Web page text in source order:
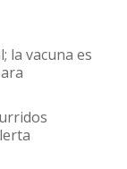
la vacuna es